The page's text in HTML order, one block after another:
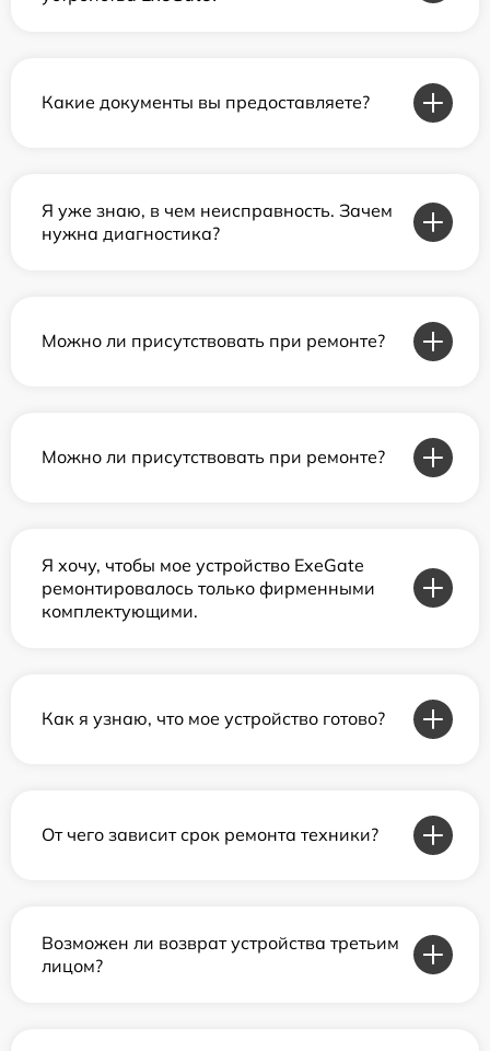
Какие документы вы предоставляете?
Я уже знаю, в чем неисправность. Зачем
нужна диагностика?
Можно ли присутствовать при ремонте?
Можно ли присутствовать при ремонте?
Я хочу, чтобы мое устройство ExeGate
ремонтировалось только фирменными
комплектующими.
Как я узнаю, что мое устройство готово?
От чего зависит срок ремонта техники?
Возможен ли возврат устройства третьим
лицом?